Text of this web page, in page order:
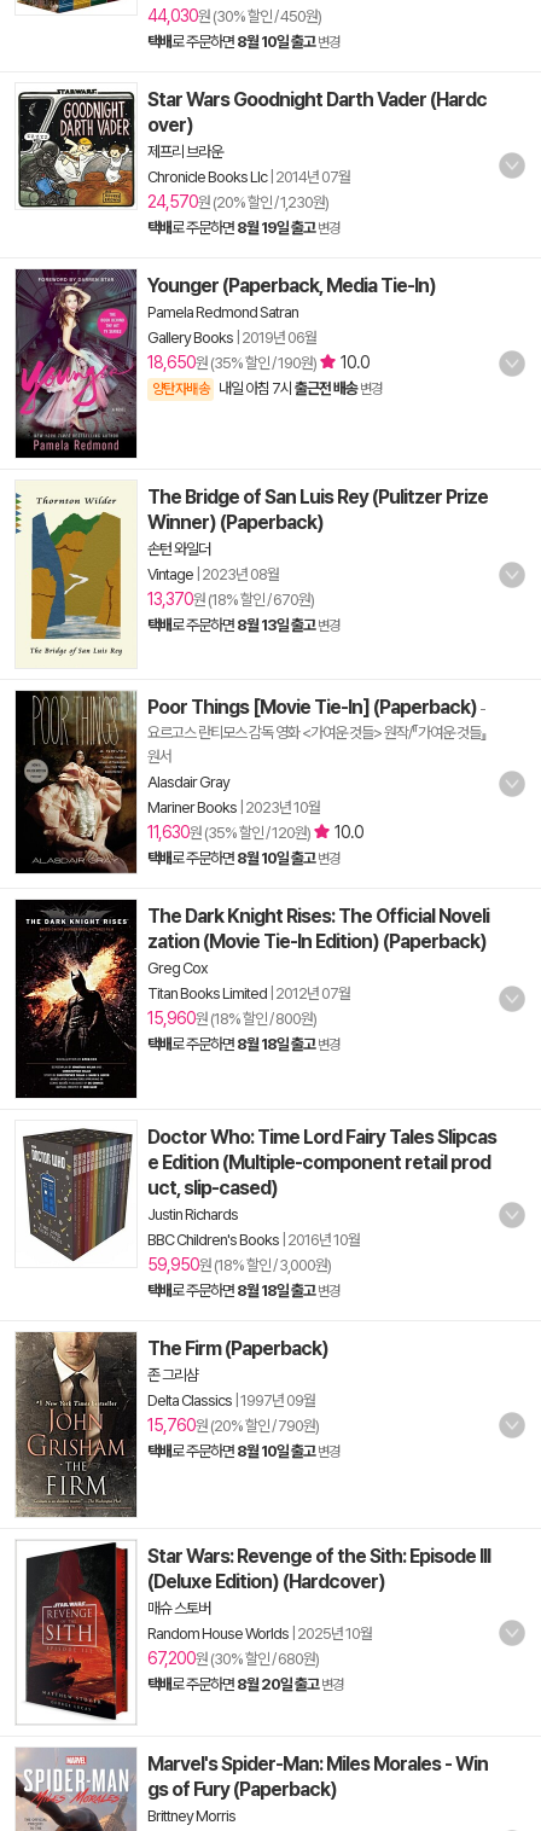
44,030원 (30% 할인 / 450원)
택배로 주문하면 8월 10일 출고 변경
Star Wars Goodnight Darth Vader (Hardc
over)
제프리 브라운
Chronicle Books Llc| 2014년 07월
24,570원 (20% 할인 / 1,230원)
택배로 주문하면 8월 19일 출고 변경
Younger (Paperback, Media Tie-In)
Pamela Redmond Satran
Gallery Books 2019년 06월
18,650원 (35% 할인 / 190원) 10.0
양탄자배송 내일 아침 7시 출근전 배송 변경
The Bridge of San Luis Rey (Pulitzer Prize
Winner) (Paperback)
손턴 와일더
Vintage 2023년 08월
13,370원 (18% 할인 / 670원)
택배로 주문하면 8월 13일 출고 변경
Poor Things [Movie Tie-In] (Paperback) -
요르고스 란티모스 감독 영화 <가여운 것들> 원작/『가여운 것들』
원서
Alasdair Gray
Mariner Books 2023년 10월
11,630원 (35% 할인 / 120원) 10.0
택배로 주문하면 8월 10일 출고 변경
The Dark Knight Rises: The Official Noveli
zation (Movie Tie-In Edition) (Paperback)
Greg Cox
Titan Books Limited 2012년 07월
15,960원 (18% 할인 / 800원)
택배로 주문하면 8월 18일 출고 변경
Doctor Who: Time Lord Fairy Tales Slipcas
e Edition (Multiple-component retail prod
uct, slip-cased)
Justin Richards
BBC Children's Books 2016년 10월
59,950원 (18% 할인 / 3,000원)
택배로 주문하면 8월 18일 출고 변경
The Firm (Paperback)
존 그리샴
Delta Classics 1997년 09월
15,760원 (20% 할인 / 790원)
택배로 주문하면 8월 10일 출고 변경
Star Wars: Revenge of the Sith: Episode III
(Deluxe Edition) (Hardcover)
매슈 스토버
Random House Worlds 2025년 10월
67,200원 (30% 할인 / 680원)
택배로 주문하면 8월 20일 출고 변경
Marvel's Spider-Man: Miles Morales - Win
gs of Fury (Paperback)
Brittney Morris